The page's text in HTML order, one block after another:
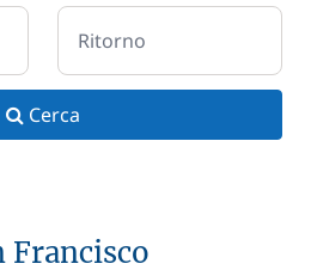
Ritorno
Cerca
Francisco